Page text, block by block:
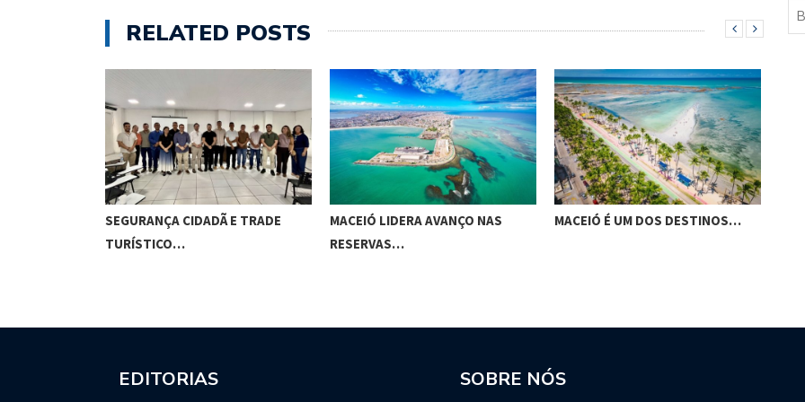
RELATED POSTS
SEGURANÇA CIDADÃ E TRADE
TURÍSTICO…
MACEIÓ LIDERA AVANÇO NAS
RESERVAS…
MACEIÓ É UM DOS DESTINOS…
EDITORIAS SOBRE NÓS